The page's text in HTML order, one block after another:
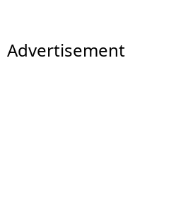
Advertisement